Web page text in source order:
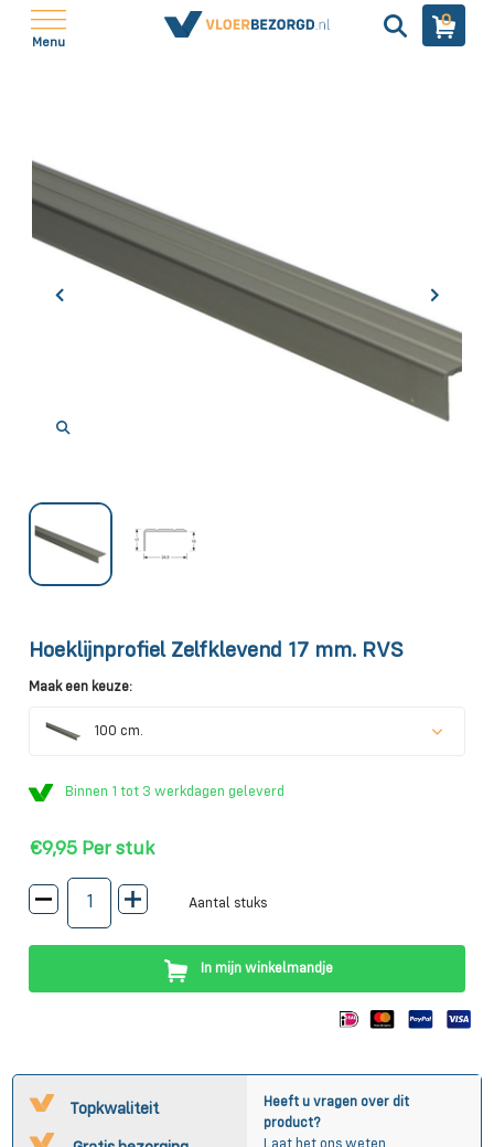
Menu
0
Hoeklijnprofiel Zelfklevend 17 mm. RVS
Maak een keuze:
100 cm.
Binnen 1 tot 3 werkdagen geleverd
€9,95 Per stuk
Aantal stuks
In mijn winkelmandje
Topkwaliteit
Heeft u vragen over dit
product?